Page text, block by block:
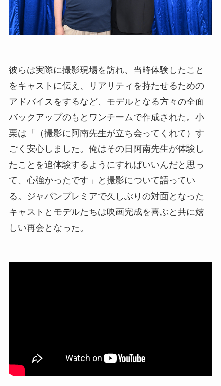
彼らは実際に撮影現場を訪れ、当時体験したこと
をキャストに伝え、リアリティを持たせるための
アドバイスをするなど、モデルとなる方々の全面
バックアップのもとワンチームで作成された。小
栗は「（撮影に阿南先生が立ち会ってくれて）す
ごく安心しました。俺はその日阿南先生が体験し
たことを追体験するようにすればいいんだと思っ
て、心強かったです」と撮影について語ってい
る。ジャパンプレミアで久しぶりの対面となった
キャストとモデルたちは映画完成を喜ぶと共に嬉
しい再会となった。